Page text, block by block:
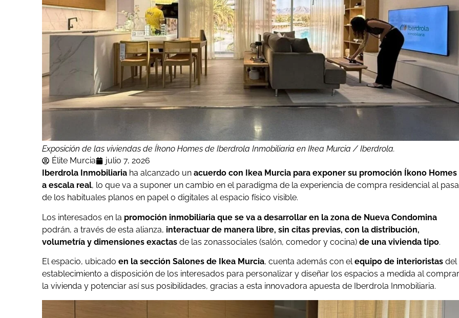
Exposición de las viviendas de Íkono Homes de Iberdrola Inmobiliaria en Ikea Murcia / Iberdrola.
Élite Murcia
julio 7, 2026
Iberdrola Inmobiliaria ha alcanzado un acuerdo con Ikea Murcia para exponer su promoción Íkono Homes
a escala real, lo que va a suponer un cambio en el paradigma de la experiencia de compra residencial al
de los habituales planos en papel o digitales al espacio físico visible.
Los interesados en la promoción inmobiliaria que se va a desarrollar en la zona de Nueva Condomina
podrán, a través de esta alianza, interactuar de manera libre, sin citas previas, con la distribución,
volumetría y dimensiones exactas de las zonassociales (salón, comedor y cocina) de una vivienda tipo.
El espacio, ubicado en la sección Salones de Ikea Murcia, cuenta además con elequipo de interioristas del
establecimiento a disposición de los interesados para personalizar y diseñar los espacios a medida al comprar
la vivienda y potenciar así sus posibilidades, gracias a esta innovadora apuesta de Iberdrola Inmobiliaria.